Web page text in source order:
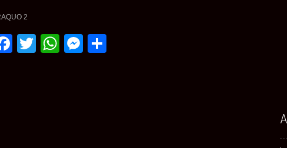
2
Facebook
TwitterWhatsApp
Messenger